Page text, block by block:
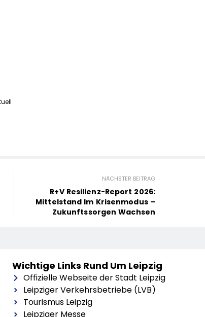
NÄCHSTER BEITRAG
R+V Resilienz-Report 2026:
Mittelstand Im Krisenmodus –
Zukunftssorgen Wachsen
Wichtige Links Rund Um Leipzig
Offizielle Webseite der Stadt Leipzig
Leipziger Verkehrsbetriebe (LVB)
Tourismus Leipzig
Leipziger Messe